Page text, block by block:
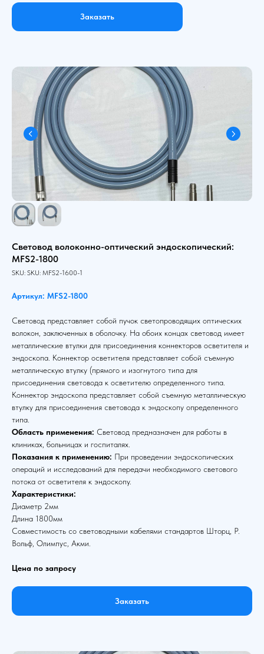
Заказать
Световод волоконно-оптический эндоскопический:
MFS2-1800
SKU: SKU: MFS2-1600-1
Артикул: MFS2-1800
Световод представляет собой пучок светопроводящих оптических
волокон, заключенных в оболочку. На обоих концах световод имеет
металлические втулки для присоединения коннекторов осветителя и
эндоскопа. Коннектор осветителя представляет собой съемную
металлическую втулку (прямого и изогнутого типа для
присоединения световода к осветителю определенного типа.
Коннектор эндоскопа представляет собой съемную металлическую
втулку для присоединения световода к эндоскопу определенного
типа.
Область применения: Световод предназначен для работы в
клиниках, больницах и госпиталях.
Показания к применению: При проведении эндоскопических
операций и исследований для передачи необходимого светового
потока от осветителя к эндоскопу.
Характеристики:
Диаметр 2мм
Длина 1800мм
Совместимость со световодными кабелями стандартов Шторц, Р.
Вольф, Олимпус, Акми.
Цена по запросу
Заказать